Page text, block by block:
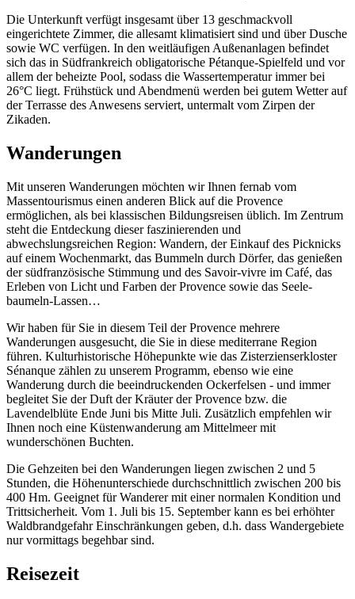
Die Unterkunft verfügt insgesamt über 13 geschmackvoll
eingerichtete Zimmer, die allesamt klimatisiert sind und über Dusche
sowie WC verfügen. In den weitläufigen Außenanlagen befindet
sich das in Südfrankreich obligatorische Pétanque-Spielfeld und vor
allem der beheizte Pool, sodass die Wassertemperatur immer bei
26°C liegt. Frühstück und Abendmenü werden bei gutem Wetter auf
der Terrasse des Anwesens serviert, untermalt vom Zirpen der
Zikaden.
Wanderungen
Mit unseren Wanderungen möchten wir Ihnen fernab vom
Massentourismus einen anderen Blick auf die Provence
ermöglichen, als bei klassischen Bildungsreisen üblich. Im Zentrum
steht die Entdeckung dieser faszinierenden und
abwechslungsreichen Region: Wandern, der Einkauf des Picknicks
auf einem Wochenmarkt, das Bummeln durch Dörfer, das genießen
der südfranzösische Stimmung und des Savoir-vivre im Café, das
Erleben von Licht und Farben der Provence sowie das Seele-
baumeln-Lassen…
Wir haben für Sie in diesem Teil der Provence mehrere
Wanderungen ausgesucht, die Sie in diese mediterrane Region
führen. Kulturhistorische Höhepunkte wie das Zisterzienserkloster
Sénanque zählen zu unserem Programm, ebenso wie eine
Wanderung durch die beeindruckenden Ockerfelsen - und immer
begleitet Sie der Duft der Kräuter der Provence bzw. die
Lavendelblüte Ende Juni bis Mitte Juli. Zusätzlich empfehlen wir
Ihnen noch eine Küstenwanderung am Mittelmeer mit
wunderschönen Buchten.
Die Gehzeiten bei den Wanderungen liegen zwischen 2 und 5
Stunden, die Höhenunterschiede durchschnittlich zwischen 200 bis
400 Hm. Geeignet für Wanderer mit einer normalen Kondition und
Trittsicherheit. Vom 1. Juli bis 15. September kann es bei erhöhter
Waldbrandgefahr Einschränkungen geben, d.h. dass Wandergebiete
nur vormittags begehbar sind.
Reisezeit